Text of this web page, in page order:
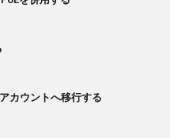
カウントへ移行する